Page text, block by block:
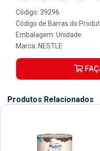
Código: 39296
Código de Barras do
Embalagem: Unidade
Marca: NESTLE
Produtos Relacionados